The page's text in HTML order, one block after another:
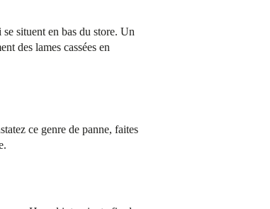
situent en bas du store. Un
des lames cassées en
ce genre de panne, faites